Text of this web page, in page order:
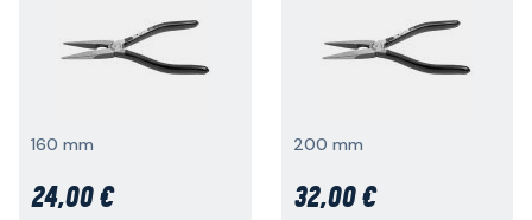
160 mm
24,00 €
200 mm
32,00 €